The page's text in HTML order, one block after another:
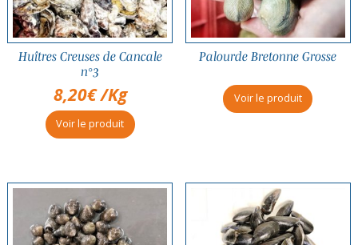
Huîtres Creuses de Cancale
n°3
8,20€/Kg
Voir le produit
Palourde Bretonne Grosse
Voir le produit